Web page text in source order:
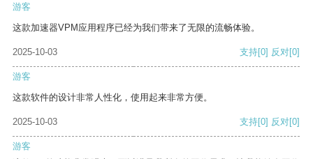
游客
这款加速器VPM应用程序已经为我们带来了无限的流畅体验。
2025-10-03 支持[0] 反对[0]
游客
这款软件的设计非常人性化，使用起来非常方便。
2025-10-03 支持[0] 反对[0]
游客